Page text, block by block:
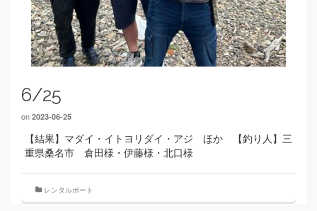
6/25
on 2023-06-25
【結果】マダイ・イトヨリダイ・アジ ほか 【釣り人】三
重県桑名市 倉田様・伊藤様・北口様
レンタルボート